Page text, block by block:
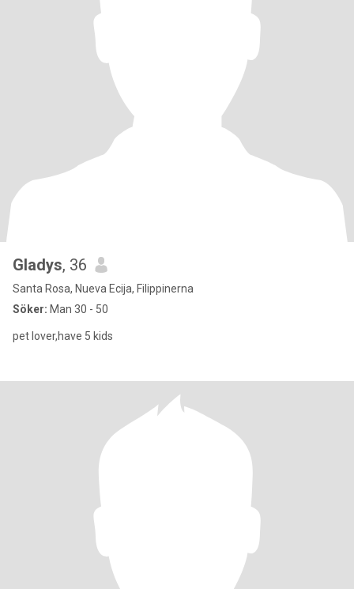
Gladys, 36
Santa Rosa, Nueva Ecija, Filippinerna
Söker: Man 30 - 50
pet lover,have 5 kids